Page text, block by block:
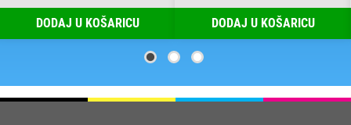
DODAJ U KOŠARICU DODAJ U KOŠARICU